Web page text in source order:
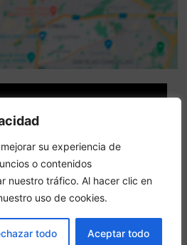
su experiencia de
o contenidos
nuestro tráfico. Al hacer clic en
uso de cookies.
todo Aceptar todo
sull hotel e offre un servizio di
questo sito web?–Prenota ora
in città
PRENOTA